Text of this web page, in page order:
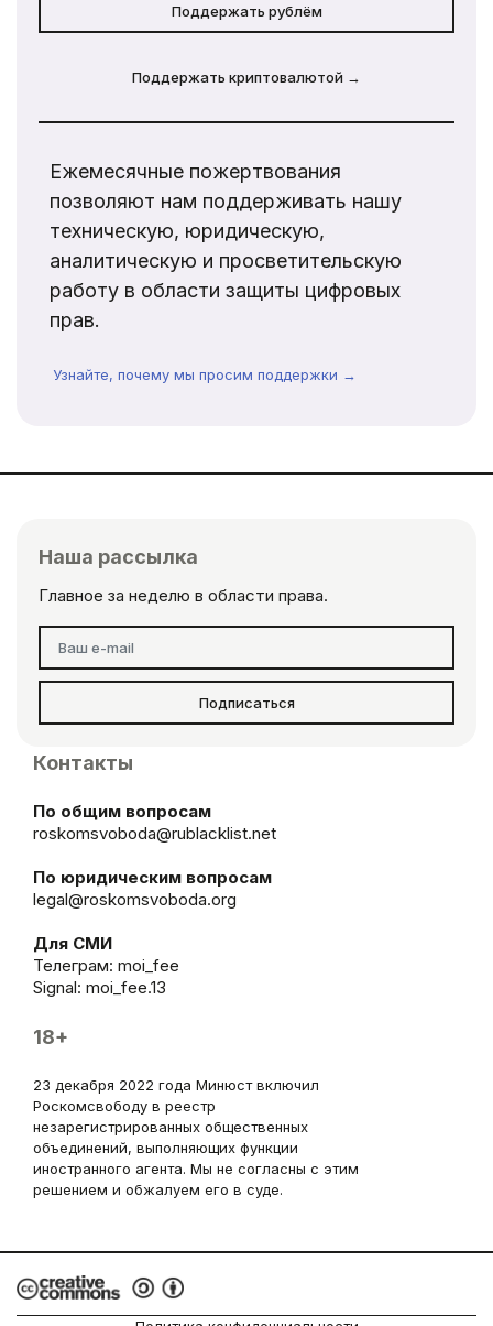
Поддержать рублём
Поддержать криптовалютой →
Ежемесячные пожертвования
позволяют нам поддерживать нашу
техническую, юридическую,
аналитическую и просветительскую
работу в области защиты цифровых
прав.
Узнайте, почему мы просим поддержки →
Наша рассылка
Главное за неделю в области права.
Подписаться
Контакты
По общим вопросам
roskomsvoboda@rublacklist.net
По юридическим вопросам
legal@roskomsvoboda.org
Для СМИ
Телеграм: moi_fee
Signal: moi_fee.13
18+
23 декабря 2022 года Минюст включил
Роскомсвободу в реестр
незарегистрированных общественных
объединений, выполняющих функции
иностранного агента. Мы не согласны с этим
решением и обжалуем его в суде.